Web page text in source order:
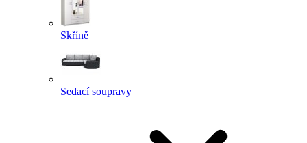
Skříně
Sedací soupravy